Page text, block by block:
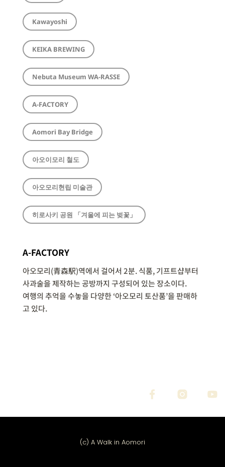
Kawayoshi
KEIKA BREWING
Nebuta Museum WA-RASSE
A-FACTORY
Aomori Bay Bridge
아오이모리 철도
아오모리현립 미술관
히로사키 공원 「겨울에 피는 벚꽃」
A-FACTORY
아오모리(青森駅)역에서 걸어서 2분. 식품, 기프트샵부터
사과술을 제작하는 공방까지 구성되어 있는 장소이다.
여행의 추억을 수놓을 다양한 ‘아오모리 토산품’을 판매하
고 있다.
(c) A Walk in Aomori